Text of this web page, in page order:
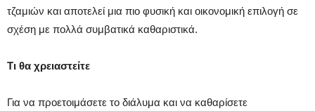
τζαμιών και αποτελεί μια πιο φυσική και οικονομική επιλογή σε
σχέση με πολλά συμβατικά καθαριστικά.
Τι θα χρειαστείτε
Για να προετοιμάσετε το διάλυμα και να καθαρίσετε